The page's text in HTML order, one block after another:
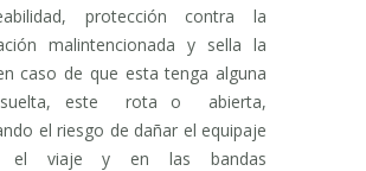
protección contra la
malintencionada y sella la
caso de que esta tenga alguna
suelta, este rota o abierta,
el riesgo de dañar el equipaje
el viaje y en las bandas